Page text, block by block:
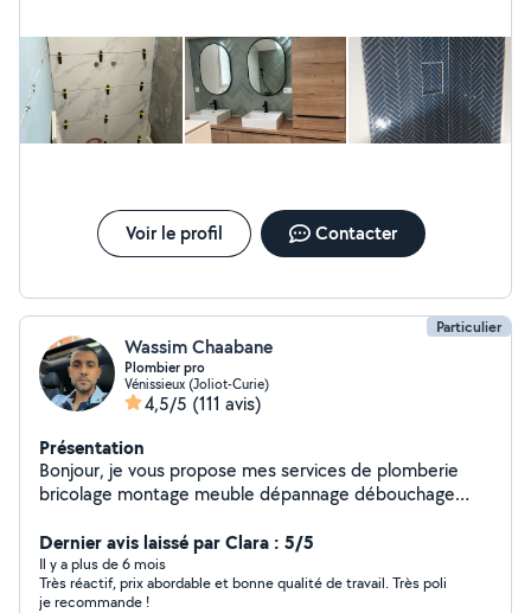
Voir le profil Contacter
Particulier
Wassim Chaabane
Plombier pro
Vénissieux (Joliot-Curie)
4,5/5 (111 avis)
Présentation
Bonjour, je vous propose mes services de plomberie
bricolage montage meuble dépannage débouchage
Dernier avis laissé par Clara : 5/5
Il y a plus de 6 mois
Très réactif, prix abordable et bonne qualité de travail. Très poli
je recommande !